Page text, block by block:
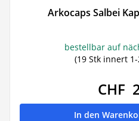
Arkocaps Salbei
bestellbar auf
(19 Stk innert
CHF
In den